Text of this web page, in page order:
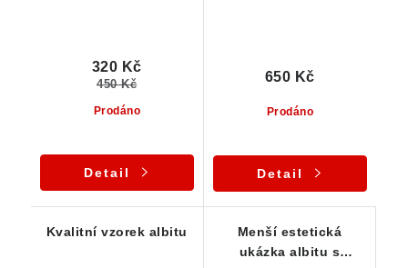
Prodáno
320 Kč
450 Kč
Detail
Prodáno
650 Kč
Detail
Kvalitní vzorek albitu
Menší estetická
ukázka albitu s